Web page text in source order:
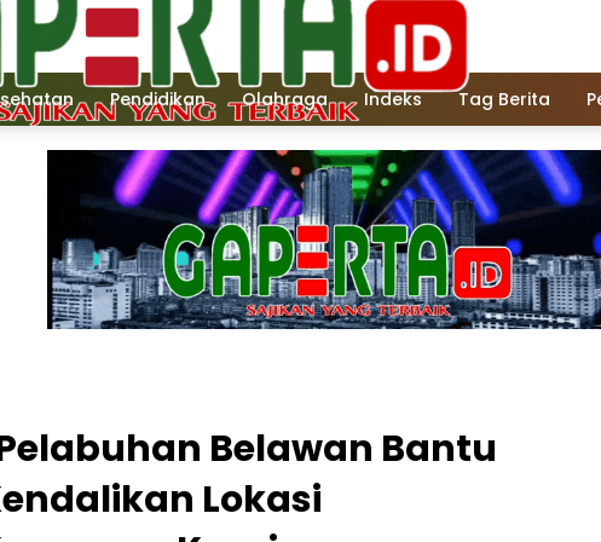
Pendidikan Olahraga Indeks Tag Berita
Belawan Bantu
Lokasi